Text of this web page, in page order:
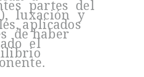
partes del
luxación y
aplicados
de haber
el